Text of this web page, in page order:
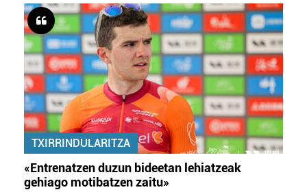
TXIRRINDULARITZA
«Entrenatzen duzun bideetan lehiatzeak
gehiago motibatzen zaitu»